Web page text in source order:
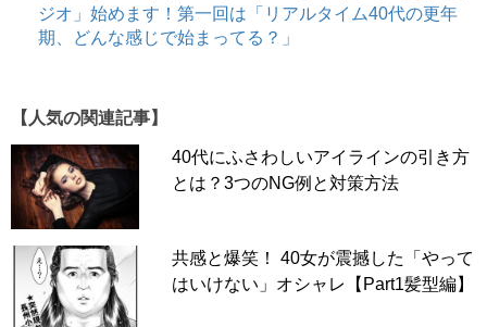
ジオ」始めます！第一回は「リアルタイム40代の更年
期、どんな感じで始まってる？」
【人気の関連記事】
40代にふさわしいアイラインの引き方
とは？3つのNG例と対策方法
共感と爆笑！ 40女が震撼した「やって
はいけない」オシャレ【Part1髪型編】